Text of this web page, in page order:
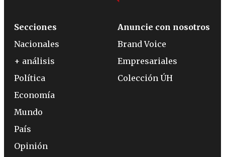
Secciones
Nacionales
+ análisis
Política
Economía
Mundo
País
Opinión
Anuncie con nosotros
Brand Voice
Empresariales
Colección ÚH